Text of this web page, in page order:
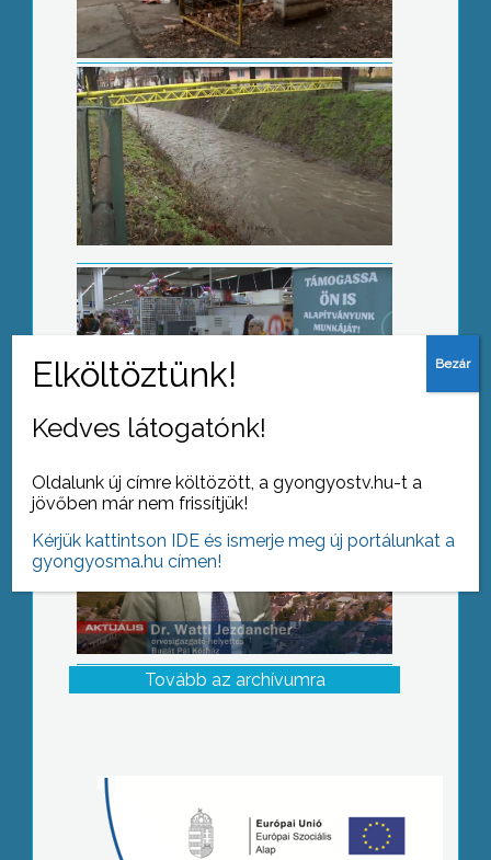
Adománygyűjtő hétvégét tart a
Gyöngyösi Állatmentő Alapítvány
Egész éven át tartó programsorozat a
kórházban
Tovább az archívumra
Kedves látogatónk!
Oldalunk új címre költözött, a gyongyostv.hu-t a
jövőben már nem frissítjük!
Kérjük kattintson IDE és ismerje meg új portálunkat a
gyongyosma.hu címen!